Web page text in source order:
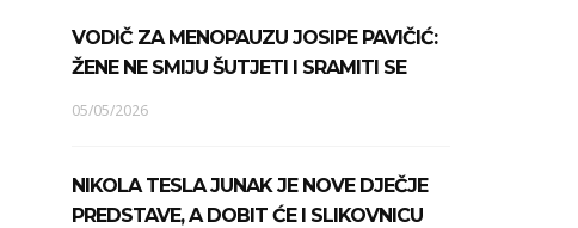
VODIČ ZA MENOPAUZU JOSIPE PAVIČIĆ:
ŽENE NE SMIJU ŠUTJETI I SRAMITI SE
05/05/2026
NIKOLA TESLA JUNAK JE NOVE DJEČJE
PREDSTAVE, A DOBIT ĆE I SLIKOVNICU